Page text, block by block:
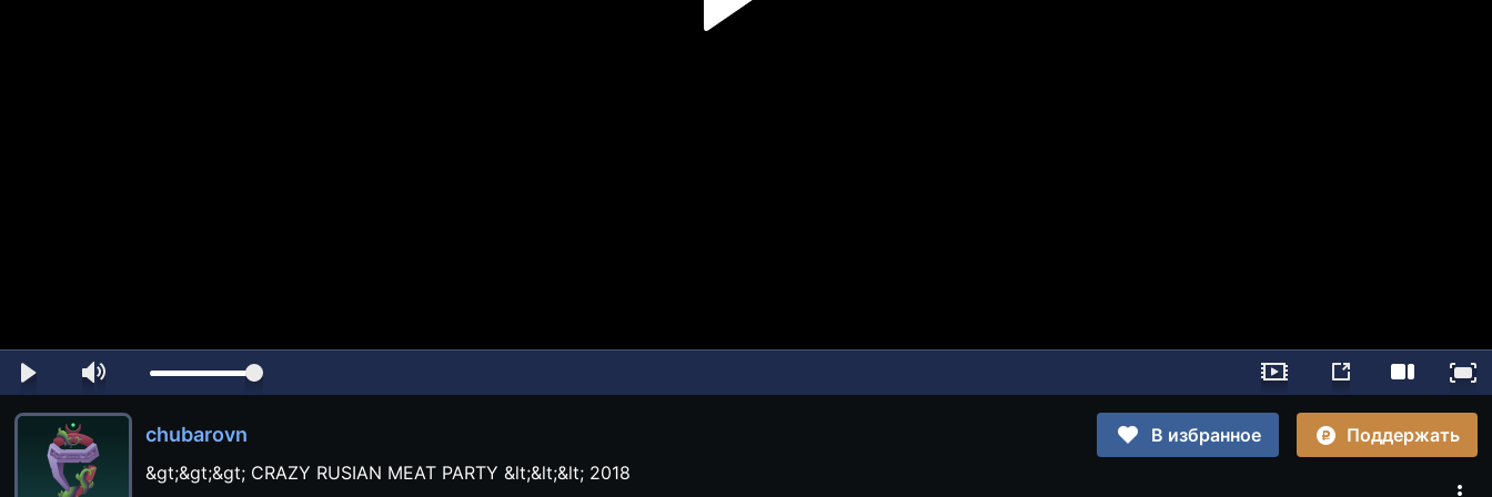
chubarovn В избранное
Поддержать
&gt;&gt;&gt; CRAZY RUSIAN MEAT PARTY &lt;&lt;&lt; 2018